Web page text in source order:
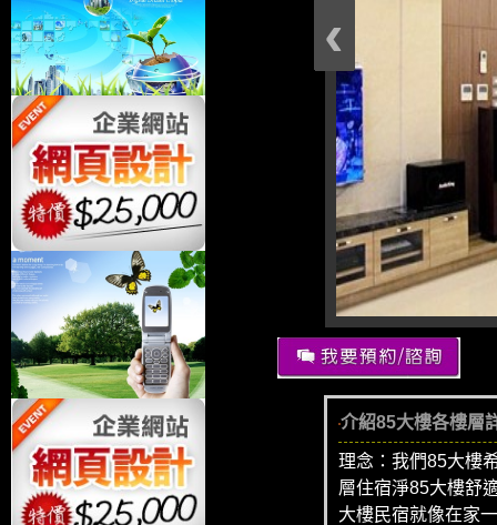
‹
介紹85大樓各樓層
理念：我們85大樓
層住宿淨85大樓舒
大樓民宿就像在家